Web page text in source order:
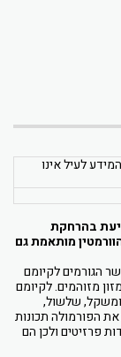
לעיל אינו
בהרחקת
מותאמת גם
הגורמים לקיומם
מזוהמים. לקיומם
ומשקל, שלשול,
הפורמולה תכונות
פרזיטים ולכן הם